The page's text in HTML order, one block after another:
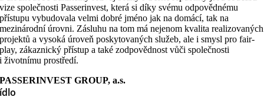
vize společnosti Passerinvest, která si díky svému odpovědnému
přístupu vybudovala velmi dobré jméno jak na domácí, tak na
mezinárodní úrovni. Zásluhu na tom má nejenom kvalita realizovaných
projektů a vysoká úroveň poskytovaných služeb, ale i smysl pro fair-
play, zákaznický přístup a také zodpovědnost vůči společnosti
i životnímu prostředí.
PASSERINVEST GROUP, a.s.